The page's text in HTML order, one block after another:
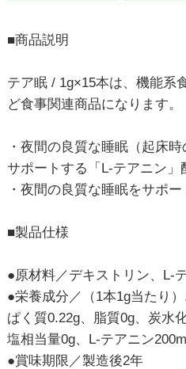
■商品説明
テア眠 / 1g×15本は、機能
ど食事関連商品になります。
・夜間の良質な睡眠（起床
サポートする「L-テアニン」
・夜間の良質な睡眠をサポー
■製品仕様
●原材料／デキストリン、L-
●栄養成分／（1本1g当たり
ぱく質0.22g、脂質0g、炭水
塩相当量0g、L-テアニン
●賞味期限／製造後2年